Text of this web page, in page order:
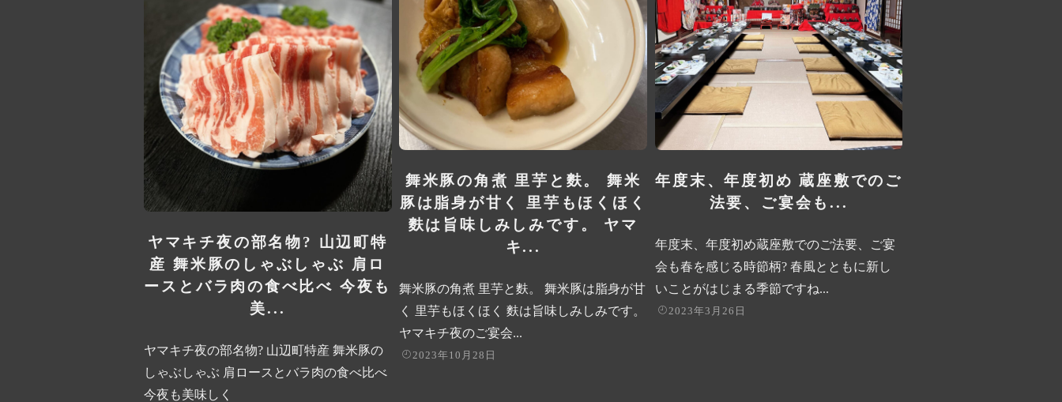
ヤマキチ夜の部名物? 山辺町特
産 舞米豚のしゃぶしゃぶ 肩ロ
ースとバラ肉の食べ比べ 今夜も
美...
ヤマキチ夜の部名物? 山辺町特産 舞米豚の
しゃぶしゃぶ 肩ロースとバラ肉の食べ比べ
今夜も美味しく
舞米豚の角煮 里芋と麩。 舞米
豚は脂身が甘く 里芋もほくほく
麩は旨味しみしみです。 ヤマ
キ...
舞米豚の角煮 里芋と麩。 舞米豚は脂身が甘
く 里芋もほくほく 麩は旨味しみしみです。
ヤマキチ夜のご宴会...
2023年10月28日
年度末、年度初め 蔵座敷でのご
法要、ご宴会も...
年度末、年度初め蔵座敷でのご法要、ご宴
会も春を感じる時節柄? 春風とともに新し
いことがはじまる季節ですね...
2023年3月26日